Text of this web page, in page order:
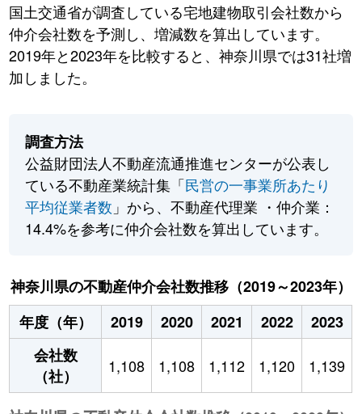
国土交通省が調査している宅地建物取引会社数から
仲介会社数を予測し、増減数を算出しています。
2019年と2023年を比較すると、神奈川県では31社増
加しました。
調査方法
公益財団法人不動産流通推進センターが公表し
ている不動産業統計集「民営の一事業所あたり
平均従業者数 」から、不動産代理業 ・仲介業：
14.4%を参考に仲介会社数を算出しています。
神奈川県の不動産仲介会社数推移（2019～2023年）
年度（年）
2019 2020 2021 2022
2023
会社数
（社）
1,108 1,108 1,112 1,120 1,139